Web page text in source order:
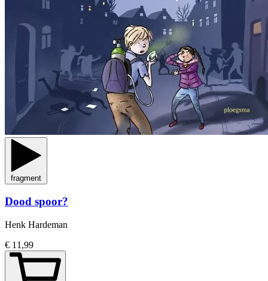
fragment
Dood spoor?
Henk Hardeman
€ 11,99